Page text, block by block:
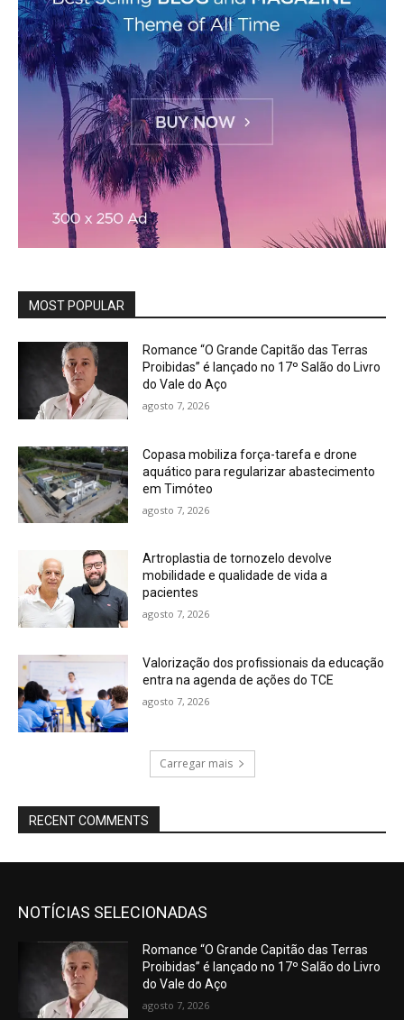
MOST POPULAR
Romance “O Grande Capitão das Terras
Proibidas” é lançado no 17º Salão do Livro
do Vale do Aço
agosto 7, 2026
Copasa mobiliza força-tarefa e drone
aquático para regularizar abastecimento
em Timóteo
agosto 7, 2026
Artroplastia de tornozelo devolve
mobilidade e qualidade de vida a
pacientes
agosto 7, 2026
Valorização dos profissionais da educação
entra na agenda de ações do TCE
agosto 7, 2026
Carregar mais
RECENT COMMENTS
NOTÍCIAS SELECIONADAS
Romance “O Grande Capitão das Terras
Proibidas” é lançado no 17º Salão do Livro
do Vale do Aço
agosto 7, 2026